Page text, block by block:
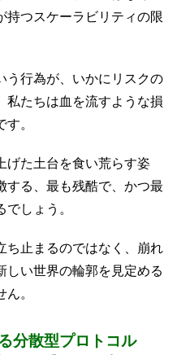
持つスケーラビリティの限
う行為が、いかにリスクの
私たちは血を流すような損
。
げた土台を食い荒らす姿
する、最も残酷で、かつ最
しょう。
ち止まるのではなく、崩れ
しい世界の輪郭を見定める
。
分散型プロトコル